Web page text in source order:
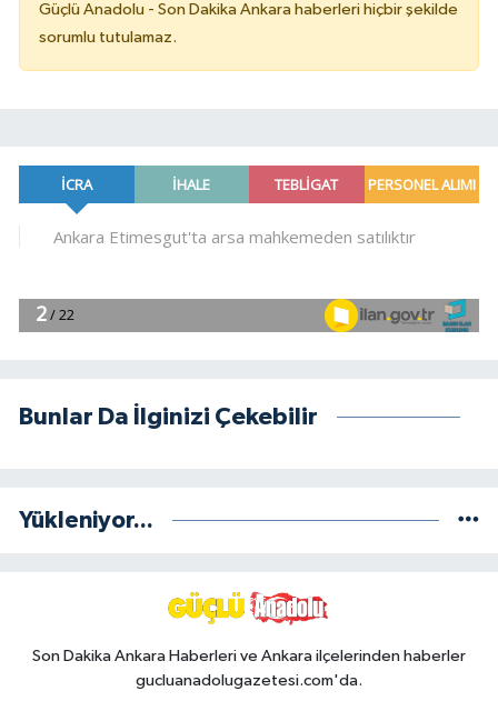
Güçlü Anadolu - Son Dakika Ankara haberleri hiçbir şekilde
sorumlu tutulamaz.
Bunlar Da İlginizi Çekebilir
Yükleniyor...
Son Dakika Ankara Haberleri ve Ankara ilçelerinden haberler
gucluanadolugazetesi.com'da.